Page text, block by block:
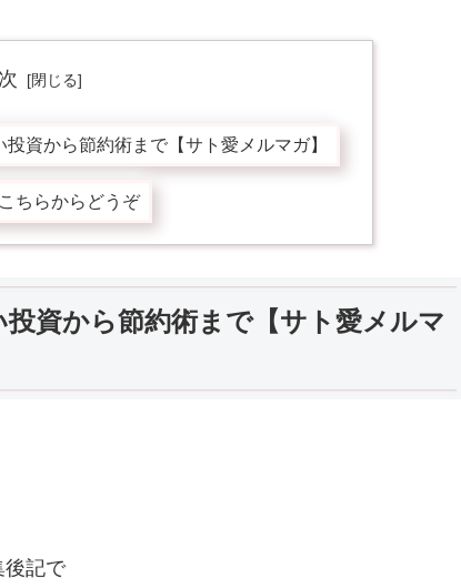
資から節約術まで【サト愛メルマガ】
ちらからどうぞ
資から節約術まで【サト愛メルマ
後記で